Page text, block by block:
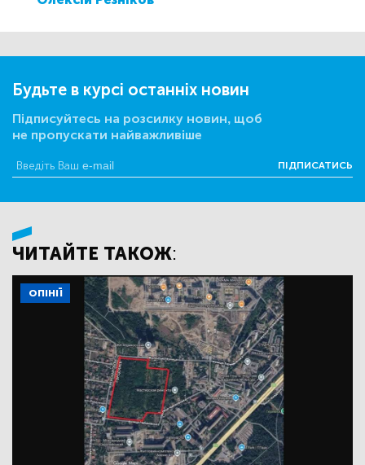
Будьте в курсі останніх новин
Підписуйтесь на розсилку новин, щоб
не пропускати найважливіше
ПІДПИСАТИСЬ
ЧИТАЙТЕ ТАКОЖ:
ОПІНІЇ